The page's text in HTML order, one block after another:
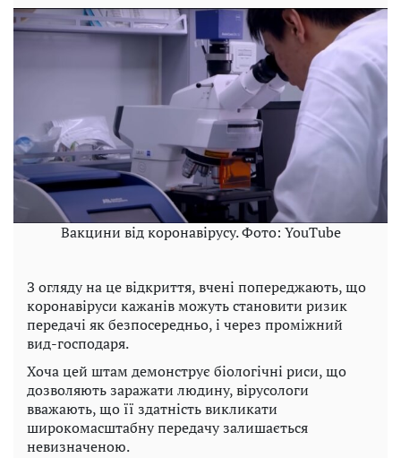
Вакцини від коронавірусу. Фото: YouTube
З огляду на це відкриття, вчені попереджають, що
коронавіруси кажанів можуть становити ризик
передачі як безпосередньо, і через проміжний
вид-господаря.
Хоча цей штам демонструє біологічні риси, що
дозволяють заражати людину, вірусологи
вважають, що її здатність викликати
широкомасштабну передачу залишається
невизначеною.